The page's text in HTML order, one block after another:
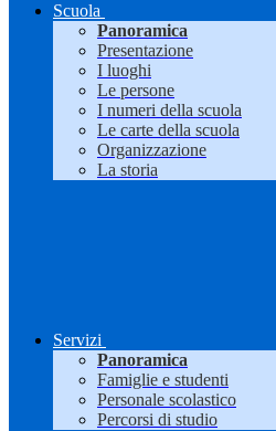
Scuola
Panoramica
Presentazione
I luoghi
Le persone
I numeri della scuola
Le carte della scuola
Organizzazione
La storia
Servizi
Panoramica
Famiglie e studenti
Personale scolastico
Percorsi di studio